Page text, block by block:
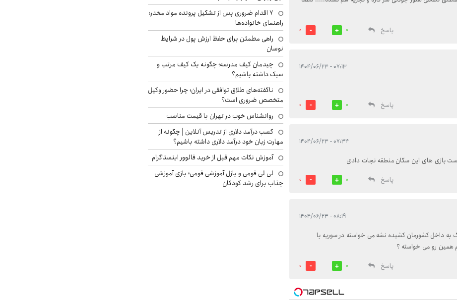
پاسخ
0
0
۰۷:۱۳ - ۱۴۰۴/۰۶/۲۳
پاسخ
0
0
۰۷:۳۴ - ۱۴۰۴/۰۶/۲۳
بازی های این سگان منطقه نجات دادی
پاسخ
0
0
۰۸:۱۹ - ۱۴۰۴/۰۶/۲۳
به داخل کشورمان کشیده نشه می خواسته در سوریه با
همین رو می خواسته ؟
پاسخ
0
0
۷ اقدام ضروری پس از تشکیل پرونده مواد مخدر؛
راهنمای خانواده‌ها
راهی مطمئن برای حفظ ارزش پول در شرایط
نوسان
چیدمان کیف مدرسه؛ چگونه یک کیف مرتب و
سبک داشته باشیم؟
ناگفته‌های طلاق توافقی در ایران؛ چرا حضور وکیل
متخصص ضروری است؟
روانشناس خوب در تهران با قیمت مناسب
کسب درآمد دلاری از تدریس آنلاین | چگونه از
مهارت زبان خود درآمد دلاری داشته باشیم؟
آموزش نکات مهم قبل از خرید فالوور اینستاگرام
لی لی فومی و پازل آموزشی فومی؛ بازی آموزشی
جذاب برای رشد کودکان